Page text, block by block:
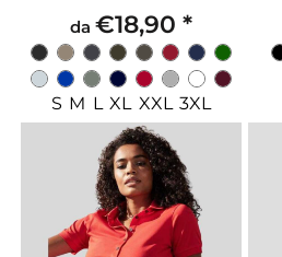
da €18,90 *
S M L XL XXL 3XL